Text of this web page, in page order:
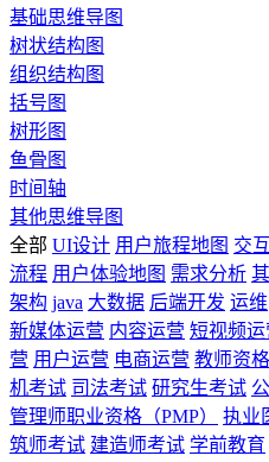
基础思维导图
树状结构图
组织结构图
括号图
树形图
鱼骨图
时间轴
其他思维导图
全部 UI设计 用户旅程地图 交
流程 用户体验地图 需求分析
架构 java 大数据 后端开发 运维
新媒体运营 内容运营 短视频运
营 用户运营 电商运营 教师资
机考试 司法考试 研究生考试
管理师职业资格（PMP）
执业
筑师考试 建造师考试 学前教育